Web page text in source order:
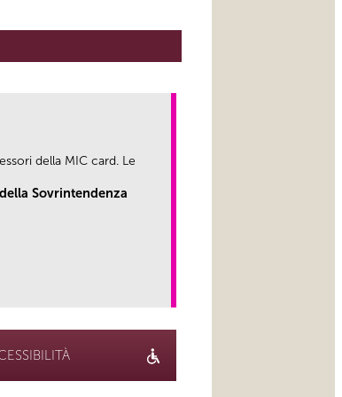
della MIC card. Le
Sovrintendenza